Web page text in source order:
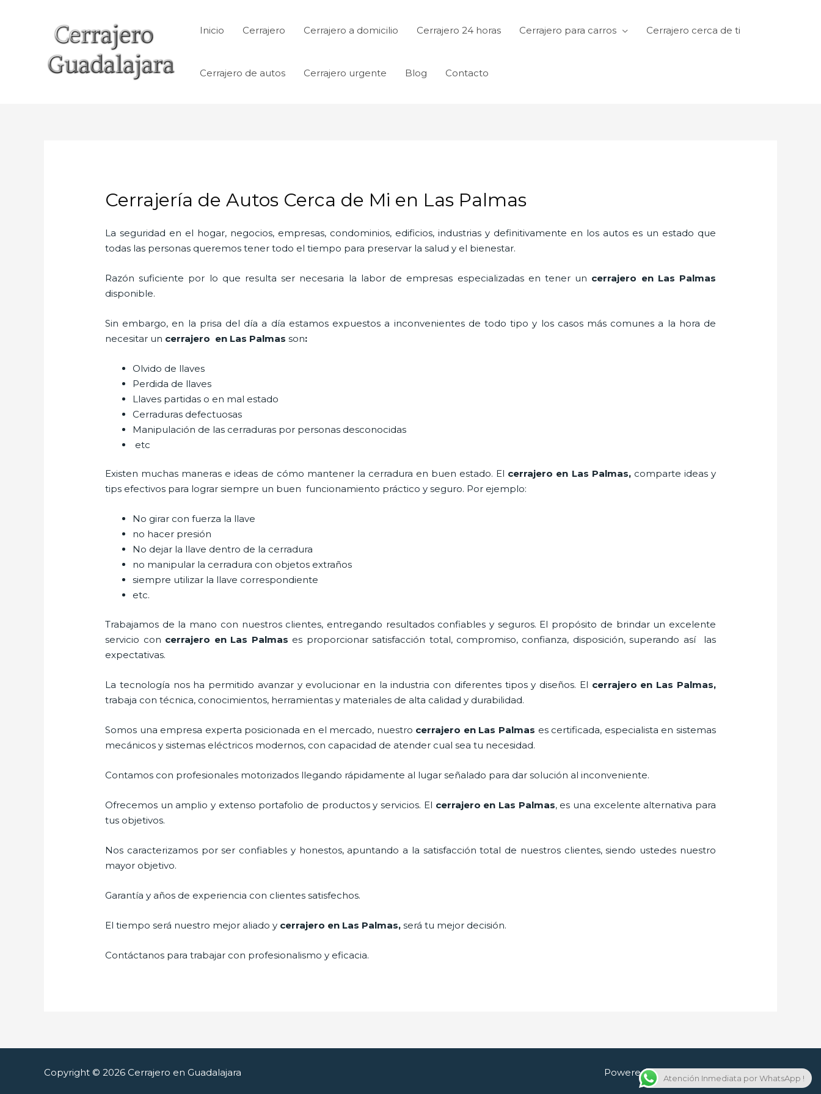
Inicio Cerrajero Cerrajero a domicilio Cerrajero 24 horas Cerrajero para carros Cerrajero cerca de ti
Cerrajero de autos Cerrajero urgente Blog Contacto
Cerrajería de Autos Cerca de Mi en Las Palmas
La seguridad en el hogar, negocios, empresas, condominios, edificios, industrias y definitivamente en los autos es un estado que
todas las personas queremos tener todo el tiempo para preservar la salud y el bienestar.
Razón suficiente por lo que resulta ser necesaria la labor de empresas especializadas en tener un cerrajero en Las Palmas
disponible.
Sin embargo, en la prisa del día a día estamos expuestos a inconvenientes de todo tipo y los casos más comunes a la hora de
necesitar un cerrajero en Las Palmas son:
Olvido de llaves
Perdida de llaves
Llaves partidas o en mal estado
Cerraduras defectuosas
Manipulación de las cerraduras por personas desconocidas
etc
Existen muchas maneras e ideas de cómo mantener la cerradura en buen estado. El cerrajero en Las Palmas, comparte ideas y
tips efectivos para lograr siempre un buen funcionamiento práctico y seguro. Por ejemplo:
No girar con fuerza la llave
no hacer presión
No dejar la llave dentro de la cerradura
no manipular la cerradura con objetos extraños
siempre utilizar la llave correspondiente
etc.
Trabajamos de la mano con nuestros clientes, entregando resultados confiables y seguros. El propósito de brindar un excelente
servicio con cerrajero en Las Palmas es proporcionar satisfacción total, compromiso, confianza, disposición, superando así las
expectativas.
La tecnología nos ha permitido avanzar y evolucionar en la industria con diferentes tipos y diseños. El cerrajero en Las Palmas,
trabaja con técnica, conocimientos, herramientas y materiales de alta calidad y durabilidad.
Somos una empresa experta posicionada en el mercado, nuestro cerrajero en Las Palmas es certificada, especialista en sistemas
mecánicos y sistemas eléctricos modernos, con capacidad de atender cual sea tu necesidad.
Contamos con profesionales motorizados llegando rápidamente al lugar señalado para dar solución al inconveniente.
Ofrecemos un amplio y extenso portafolio de productos y servicios. El cerrajero en Las Palmas, es una excelente alternativa para
tus objetivos.
Nos caracterizamos por ser confiables y honestos, apuntando a la satisfacción total de nuestros clientes, siendo ustedes nuestro
mayor objetivo.
Garantía y años de experiencia con clientes satisfechos.
El tiempo será nuestro mejor aliado y cerrajero en Las Palmas,será tu mejor decisión.
Contáctanos para trabajar con profesionalismo y eficacia.
Copyright © 2026 Cerrajero en Guadalajara Powered by Cerrajero en Guadalajara
Atención Inmediata por WhatsApp !